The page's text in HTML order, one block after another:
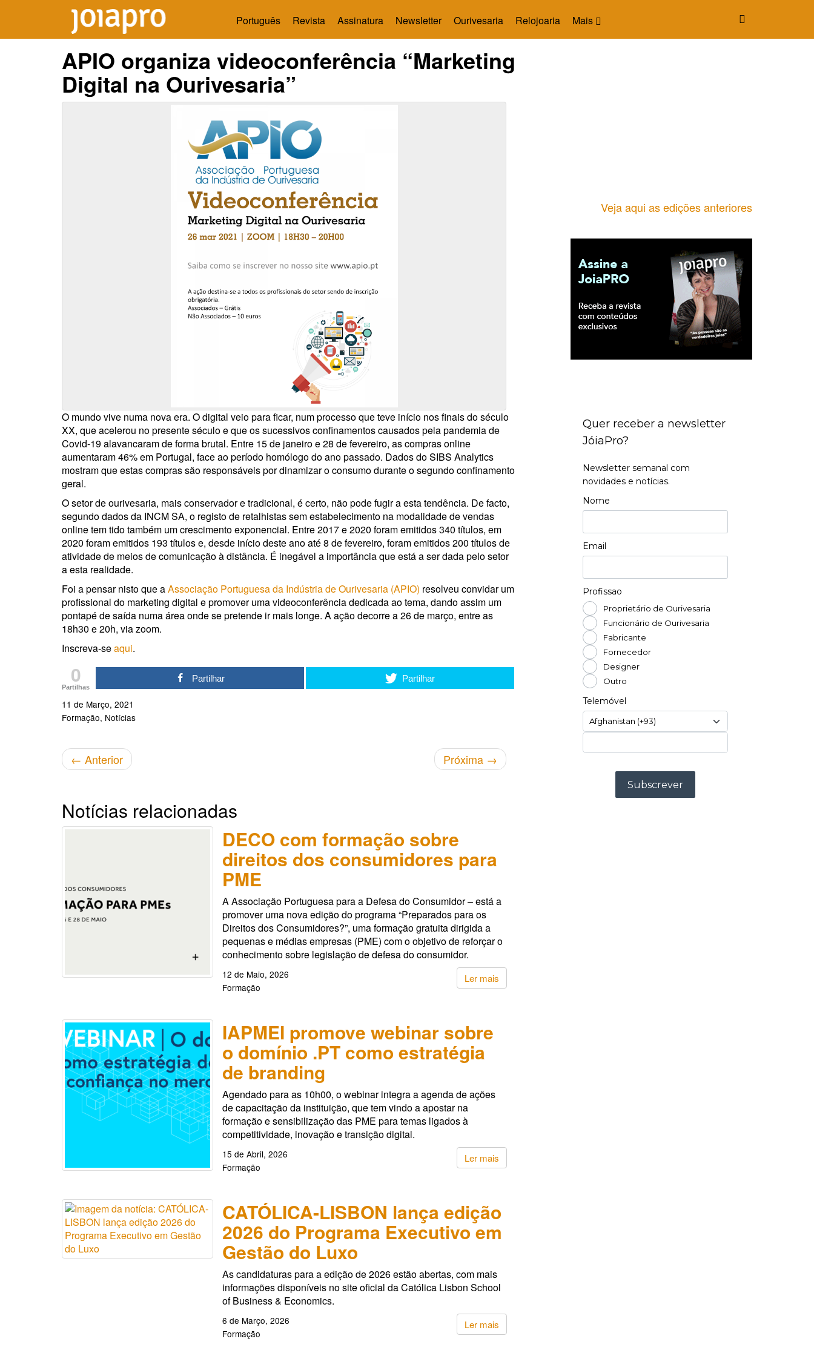
Mais
Português Revista Assinatura Newsletter Ourivesaria Relojoaria
APIO organiza videoconferência “Marketing
Digital na Ourivesaria”
O mundo vive numa nova era. O digital veio para ficar, num processo que teve início nos finais do século
XX, que acelerou no presente século e que os sucessivos confinamentos causados pela pandemia de
Covid-19 alavancaram de forma brutal. Entre 15 de janeiro e 28 de fevereiro, as compras online
aumentaram 46% em Portugal, face ao período homólogo do ano passado. Dados do SIBS Analytics
mostram que estas compras são responsáveis por dinamizar o consumo durante o segundo confinamento
geral.
O setor de ourivesaria, mais conservador e tradicional, é certo, não pode fugir a esta tendência. De facto,
segundo dados da INCM SA, o registo de retalhistas sem estabelecimento na modalidade de vendas
online tem tido também um crescimento exponencial. Entre 2017 e 2020 foram emitidos 340 títulos, em
2020 foram emitidos 193 títulos e, desde início deste ano até 8 de fevereiro, foram emitidos 200 títulos de
atividade de meios de comunicação à distância. É inegável a importância que está a ser dada pelo setor
a esta realidade.
Foi a pensar nisto que aAssociação Portuguesa da Indústria de Ourivesaria (APIO) resolveu convidar um
profissional do marketing digital e promover uma videoconferência dedicada ao tema, dando assim um
pontapé de saída numa área onde se pretende ir mais longe. A ação decorre a 26 de março, entre as
18h30 e 20h, via zoom.
Inscreva-seaqui.
0
Partilhas
Partilhar Partilhar
11 de Março, 2021
Formação Notícias
← Anterior Próxima →
Veja aqui as edições anteriores
Notícias relacionadas
DECO com formação sobre
direitos dos consumidores para
PME
A Associação Portuguesa para a Defesa do Consumidor – está a
promover uma nova edição do programa “Preparados para os
Direitos dos Consumidores?”, uma formação gratuita dirigida a
pequenas e médias empresas (PME) com o objetivo de reforçar o
conhecimento sobre legislação de defesa do consumidor.
Ler mais
12 de Maio, 2026
Formação
IAPMEI promove webinar sobre
o domínio .PT como estratégia
de branding
Agendado para as 10h00, o webinar integra a agenda de ações
de capacitação da instituição, que tem vindo a apostar na
formação e sensibilização das PME para temas ligados à
competitividade, inovação e transição digital.
Ler mais
15 de Abril, 2026
Formação
CATÓLICA-LISBON lança edição
2026 do Programa Executivo em
Gestão do Luxo
As candidaturas para a edição de 2026 estão abertas, com mais
informações disponíveis no site oficial da Católica Lisbon School
of Business & Economics.
Ler mais
6 de Março, 2026
Formação